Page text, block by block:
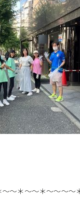
～＊～～＊～～～～